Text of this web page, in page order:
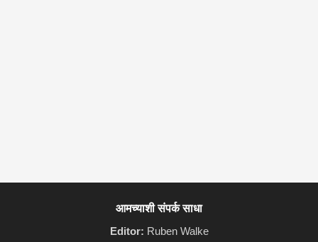
आमच्याशी संपर्क साधा
Editor: Ruben Walke